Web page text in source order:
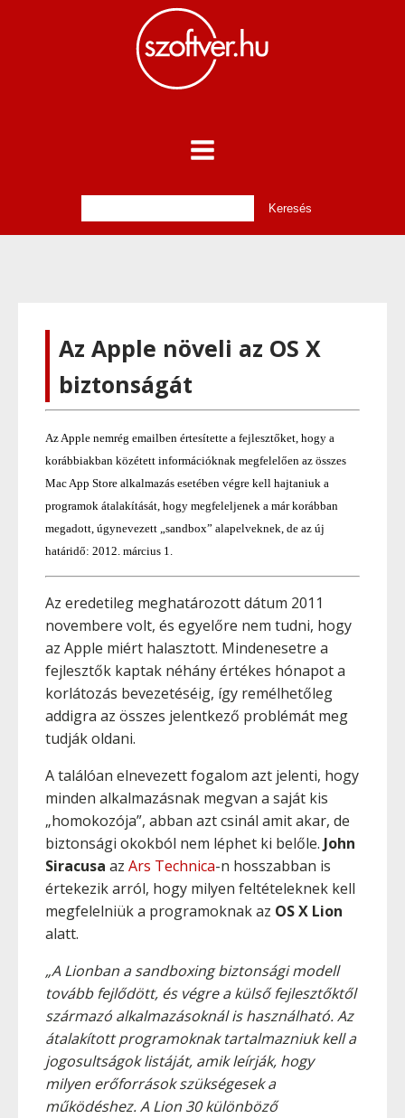
Az Apple növeli az OS X
biztonságát
Az Apple nemrég emailben értesítette a fejlesztőket, hogy a
korábbiakban közétett információknak megfelelően az összes
Mac App Store alkalmazás esetében végre kell hajtaniuk a
programok átalakítását, hogy megfeleljenek a már korábban
megadott, úgynevezett „sandbox” alapelveknek, de az új
határidő: 2012. március 1.
Az eredetileg meghatározott dátum 2011
novembere volt, és egyelőre nem tudni, hogy
az Apple miért halasztott. Mindenesetre a
fejlesztők kaptak néhány értékes hónapot a
korlátozás bevezetéséig, így remélhetőleg
addigra az összes jelentkező problémát meg
tudják oldani.
A találóan elnevezett fogalom azt jelenti, hogy
minden alkalmazásnak megvan a saját kis
„homokozója”, abban azt csinál amit akar, de
biztonsági okokból nem léphet ki belőle. John
Siracusa az Ars Technica-n hosszabban is
értekezik arról, hogy milyen feltételeknek kell
megfelelniük a programoknak az OS X Lion
alatt.
„A Lionban a sandboxing biztonsági modell
tovább fejlődött, és végre a külső fejlesztőktől
származó alkalmazásoknál is használható. Az
átalakított programoknak tartalmazniuk kell a
jogosultságok listáját, amik leírják, hogy
milyen erőforrások szükségesek a
működéshez. A Lion 30 különböző